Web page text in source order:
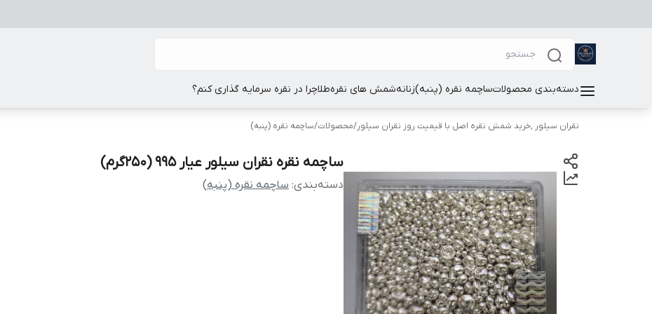
دسته‌بندی محصولاتساچمه نقره (پنبه)زنانهشمش های نقرهطلاچرا در نقره سرمایه گذاری کنم؟
نقران سیلور ,خرید شمش نقره اصل با قیمیت روز نقران سیلور/محصولات/ساچمه نقره (پنبه)
ساچمه نقره نقران سیلور عیار 995 (250گرم)
دسته‌بندی: ساچمه نقره (پنبه)